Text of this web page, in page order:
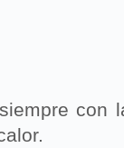
siempre con